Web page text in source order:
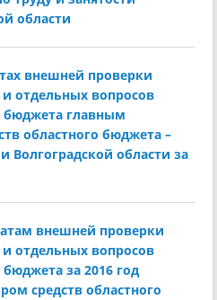
области
внешней проверки
отдельных вопросов
бюджета главным
областного бюджета –
Волгоградской области за
внешней проверки
отдельных вопросов
за 2016 год
средств областного